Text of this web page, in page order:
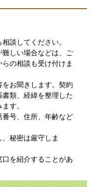
談してください。
しい場合などは、ご
の相談も受け付けま
お聞きします。契約
類、経緯を整理した
す。
号、住所、年齢など
、秘密は厳守しま
を紹介することがあ